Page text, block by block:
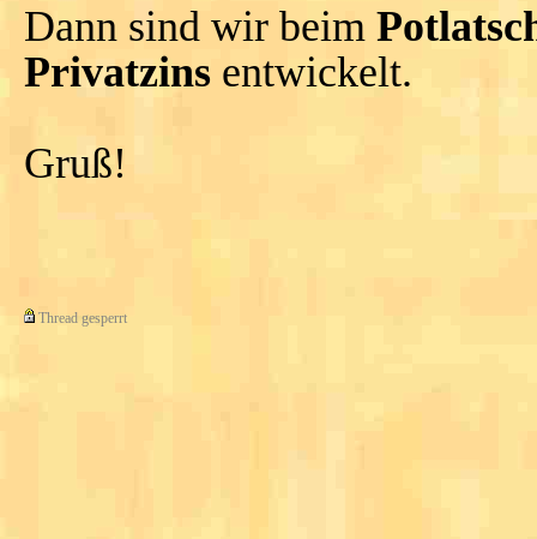
Dann sind wir beim
Privatzins entwickelt.
Gruß!
Thread gesperrt